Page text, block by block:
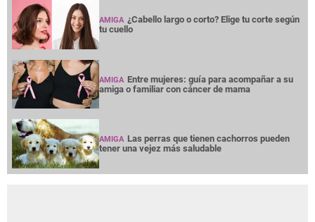
AMIGA ¿Cabello largo o corto? Elige tu corte según
tu cuello
AMIGA Entre mujeres: guía para acompañar a su
amiga o familiar con cáncer de mama
AMIGA Las perras que tienen cachorros pueden
tener una vejez más saludable